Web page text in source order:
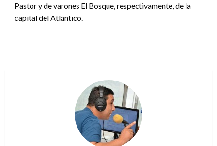
Pastor y de varones El Bosque, respectivamente, de la
capital del Atlántico.